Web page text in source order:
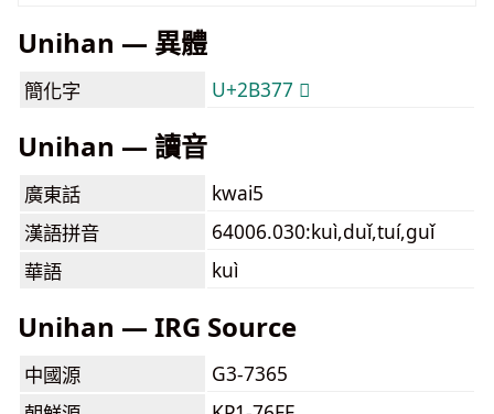
Unihan — 異體
簡化字 U+2B377 𫍷
Unihan — 讀音
廣東話
kwai5
漢語拼音
64006.030:kuì,duǐ,tuí,guǐ
華語
kuì
Unihan — IRG Source
中國源
G3-7365